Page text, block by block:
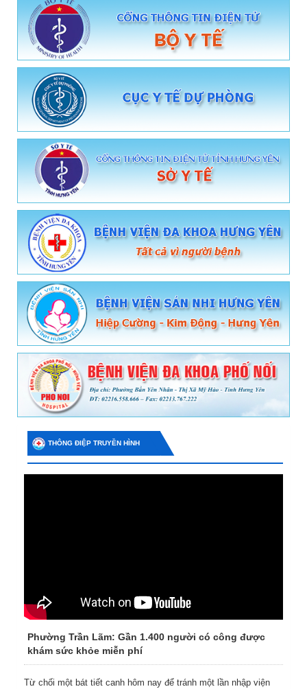
THÔNG ĐIỆP TRUYỀN HÌNH
Phường Trần Lãm: Gần 1.400 người có công được
khám sức khỏe miễn phí
Từ chối một bát tiết canh hôm nay để tránh một lần nhập viện